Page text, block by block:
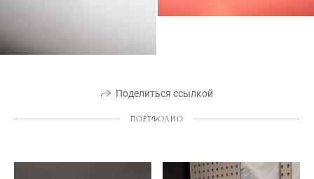
Поделиться ссылкой
ПОРТФОЛИО